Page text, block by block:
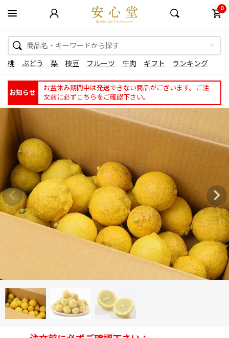
0
桃 ぶどう 梨 枝豆 フルーツ 牛肉 ギフト ランキング
お知らせ
お盆休み期間中は発送できない商品がございます。ご注
文前に必ずこちらをご確認下さい。